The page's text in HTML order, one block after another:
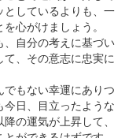
としているよりも、一
心がけましょう。
自分の考えに基づい
、その意志に忠実に
もない幸運にありつ
今日、目立ったような
の運気が上昇して、